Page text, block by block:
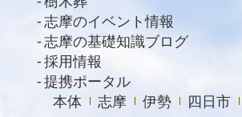
2020年6月
2020年4月
志摩のイベント情報
志摩の基礎知識ブログ
採用情報
提携ポータル
本体
志摩 伊勢 四日市